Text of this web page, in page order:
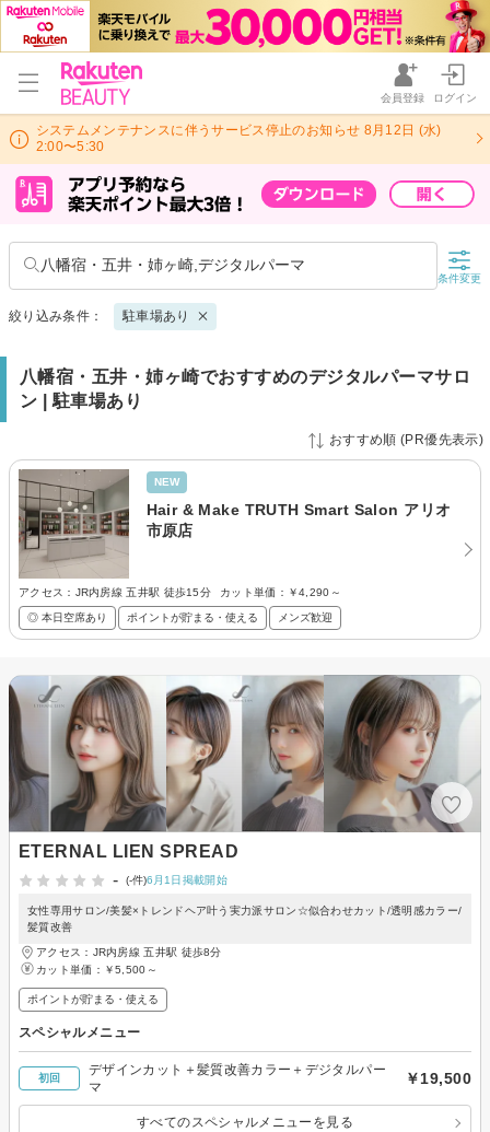
会員登録 ログイン
システムメンテナンスに伴うサービス停止のお知らせ 8月12日 (水)
2:00〜5:30
八幡宿・五井・姉ヶ崎,デジタルパーマ
条件変更
絞り込み条件： 駐車場あり
八幡宿・五井・姉ヶ崎でおすすめのデジタルパーマサロ
ン | 駐車場あり
おすすめ順 (PR優先表示)
NEW
Hair & Make TRUTH Smart Salon アリオ
市原店
アクセス：JR内房線 五井駅 徒歩15分 カット単価： ￥4,290～
◎ 本日空席あり ポイントが貯まる・使える メンズ歓迎
ETERNAL LIEN SPREAD
-
(-件)6月1日掲載開始
女性専用サロン/美髪×トレンドヘア叶う実力派サロン☆似合わせカット/透明感カラー/
髪質改善
アクセス：JR内房線 五井駅 徒歩8分
カット単価： ￥5,500～
ポイントが貯まる・使える
スペシャルメニュー
初回
デザインカット＋髪質改善カラー＋デジタルパー
マ
￥19,500
すべてのスペシャルメニューを見る